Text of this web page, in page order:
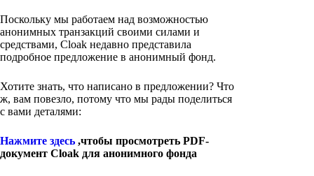
Поскольку мы работаем над возможностью
анонимных транзакций своими силами и
средствами, Cloak недавно представила
подробное предложение в анонимный фонд.
Хотите знать, что написано в предложении? Что
ж, вам повезло, потому что мы рады поделиться
с вами деталями:
Нажмите здесь ,чтобы просмотреть PDF-
документ Cloak для анонимного фонда